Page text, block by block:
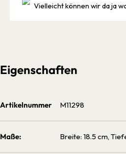
Vielleicht können wir da ja
Eigenschaften
Artikelnummer M11298
Maße: Breite: 18.5 cm,